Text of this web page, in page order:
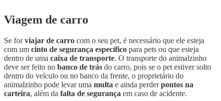
Viagem de carro
Se forviajar de carro com o seu pet, é necessário que ele esteja
com um cinto de segurança específico para pets ou que esteja
dentro de uma caixa de transporte. O transporte do animalzinho
deve ser feito no banco de trás do carro, pois se o pet estiver solto
dentro do veículo ou no banco da frente, o proprietário do
animalzinho pode levar uma multa e ainda perderpontos na
carteira, além da falta de segurança em caso de acidente.